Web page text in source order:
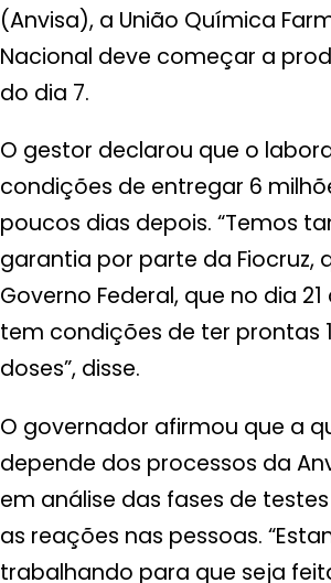
(Anvisa), a União Química
Nacional deve começar a
do dia 7.
O gestor declarou que o
condições de entregar 6
poucos dias depois. “Temos
garantia por parte da Fiocruz,
Governo Federal, que no dia
tem condições de ter prontas
doses”, disse.
O governador afirmou que a
depende dos processos da
em análise das fases de
as reações nas pessoas.
trabalhando para que seja